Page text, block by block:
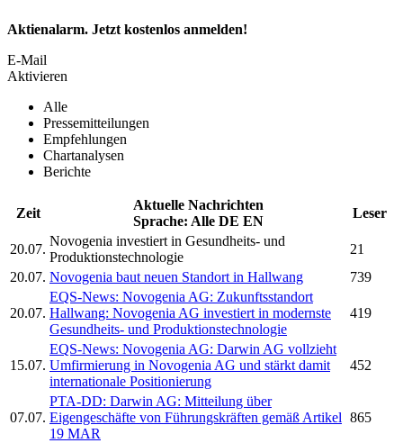
Aktienalarm. Jetzt kostenlos anmelden!
E-Mail
Aktivieren
Alle
Pressemitteilungen
Empfehlungen
Chartanalysen
Berichte
Zeit
Aktuelle Nachrichten
Sprache: Alle DE EN
Leser
20.07.
Novogenia investiert in Gesundheits- und
Produktionstechnologie
21
20.07. Novogenia baut neuen Standort in Hallwang 739
20.07.
EQS-News: Novogenia AG: Zukunftsstandort
Hallwang: Novogenia AG investiert in modernste
Gesundheits- und Produktionstechnologie
419
15.07.
EQS-News: Novogenia AG: Darwin AG vollzieht
Umfirmierung in Novogenia AG und stärkt damit
internationale Positionierung
452
07.07.
PTA-DD: Darwin AG: Mitteilung über
Eigengeschäfte von Führungskräften gemäß Artikel
19 MAR
865